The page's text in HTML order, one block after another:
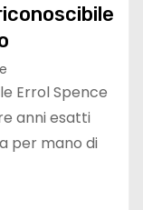
Errol Spence
anni esatti
per mano di